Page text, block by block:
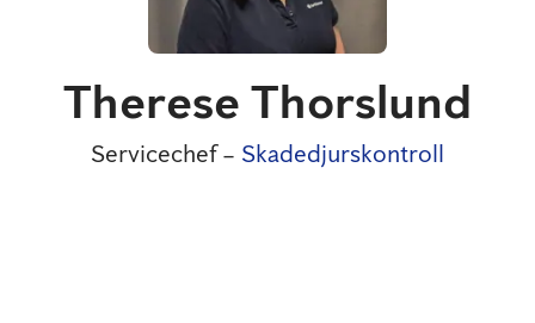
Therese Thorslund
Servicechef – Skadedjurskontroll